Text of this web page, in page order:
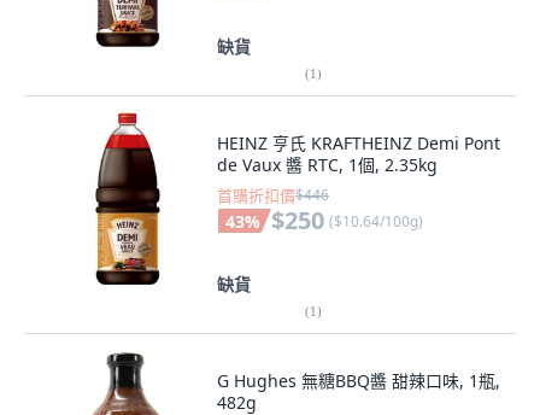
缺貨
(1)
HEINZ 亨氏 KRAFTHEINZ Demi Pont
de Vaux 醬 RTC, 1個, 2.35kg
首購折扣價$446
43% $250 ($10.64/100g)
缺貨
(1)
G Hughes 無糖BBQ醬 甜辣口味, 1瓶,
482g